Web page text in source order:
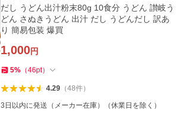
だし うどん出汁粉末80g 10食分 うどん 讃岐う
どん さぬきうどん 出汁 だし うどんだし 訳あ
り 簡易包装 爆買
1,000円
5% （46pt）
4.29（48件）
3日以内に発送（メーカー在庫）（休業日を除く）